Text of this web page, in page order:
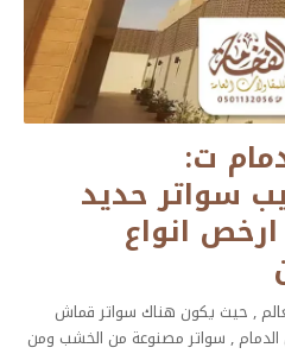
ت:
تركيب سواتر حديد
انواع
, حيث يكون هناك سواتر قماش
الدمام , سواتر مصنوعة من الخشب ومن